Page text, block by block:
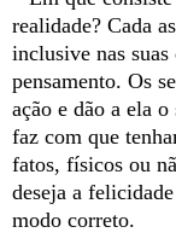
realidade? Cada
inclusive nas
pensamento. Os
ação e dão a ela
faz com que
fatos, físicos ou
deseja a
modo correto.